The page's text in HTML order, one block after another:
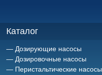
Каталог
Дозирующие насосы
Дозировочные насосы
Перистальтические насосы